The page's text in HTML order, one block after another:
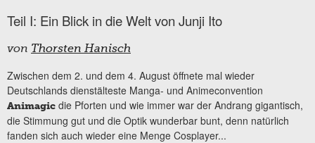
Teil I: Ein Blick in die Welt von Junji Ito
von Thorsten Hanisch
Zwischen dem 2. und dem 4. August öffnete mal wieder
Deutschlands dienstälteste Manga- und Animeconvention
Animagic die Pforten und wie immer war der Andrang gigantisch,
die Stimmung gut und die Optik wunderbar bunt, denn natürlich
fanden sich auch wieder eine Menge Cosplayer...